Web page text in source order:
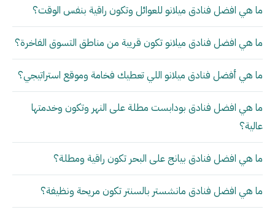
ما هي افضل فنادق ميلانو للعوائل وتكون راقية بنفس الوقت؟
ما هي افضل فنادق ميلانو تكون قريبة من مناطق التسوق الفاخرة؟
ما هي أفضل فنادق ميلانو اللي تعطيك فخامة وموقع استراتيجي؟
ما هي افضل فنادق بودابست مطلة على النهر وتكون وخدمتها
عالية؟
ما هي افضل فنادق بيانج على البحر تكون راقية ومطلة؟
ما هي افضل فنادق مانشستر بالسنتر تكون مريحة ونظيفة؟